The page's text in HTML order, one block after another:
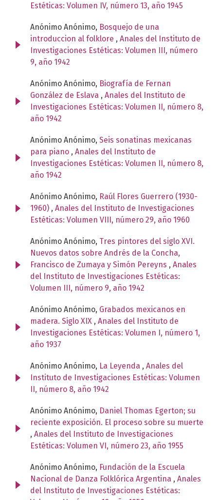
Estéticas: Volumen IV, número 13, año 1945
Anónimo Anónimo, Bosquejo de una
introduccion al folklore , Anales del Instituto de
Investigaciones Estéticas: Volumen III, número
9, año 1942
Anónimo Anónimo, Biografía de Fernan
González de Eslava , Anales del Instituto de
Investigaciones Estéticas: Volumen II, número 8,
año 1942
Anónimo Anónimo, Seis sonatinas mexicanas
para piano , Anales del Instituto de
Investigaciones Estéticas: Volumen II, número 8,
año 1942
Anónimo Anónimo, Raúl Flores Guerrero (1930-
1960) , Anales del Instituto de Investigaciones
Estéticas: Volumen VIII, número 29, año 1960
Anónimo Anónimo, Tres pintores del siglo XVI.
Nuevos datos sobre Andrés de la Concha,
Francisco de Zumaya y Simón Pereyns , Anales
del Instituto de Investigaciones Estéticas:
Volumen III, número 9, año 1942
Anónimo Anónimo, Grabados mexicanos en
madera. Siglo XIX , Anales del Instituto de
Investigaciones Estéticas: Volumen I, número 1,
año 1937
Anónimo Anónimo, La Leyenda , Anales del
Instituto de Investigaciones Estéticas: Volumen
II, número 8, año 1942
Anónimo Anónimo, Daniel Thomas Egerton; su
reciente exposición. El proceso sobre su muerte
, Anales del Instituto de Investigaciones
Estéticas: Volumen VI, número 23, año 1955
Anónimo Anónimo, Fundación de la Escuela
Nacional de Danza Folklórica Argentina , Anales
del Instituto de Investigaciones Estéticas: